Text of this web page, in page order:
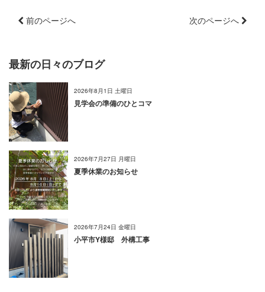
前のページへ 次のページへ
最新の日々のブログ
2026年8月1日 土曜日
見学会の準備のひとコマ
2026年7月27日 月曜日
夏季休業のお知らせ
2026年7月24日 金曜日
小平市Y様邸 外構工事